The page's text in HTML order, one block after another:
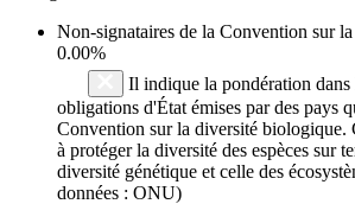
Non-signataires de la Convention sur
0.00%
Il indique la pondération dans
obligations d'État émises par des pays
Convention sur la diversité biologique.
à protéger la diversité des espèces sur
diversité génétique et celle des
données : ONU)